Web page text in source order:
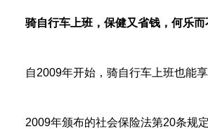
骑自行车上班，保健又省钱，何乐而
自2009年开始，骑自行车上班也能
2009年颁布的社会保险法第20条规